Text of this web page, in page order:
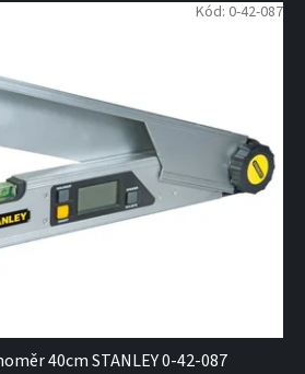
40cm STANLEY 0-42-087
Kód: 0-42-087